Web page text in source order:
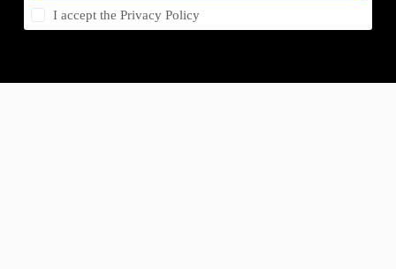
I accept thePrivacy Policy